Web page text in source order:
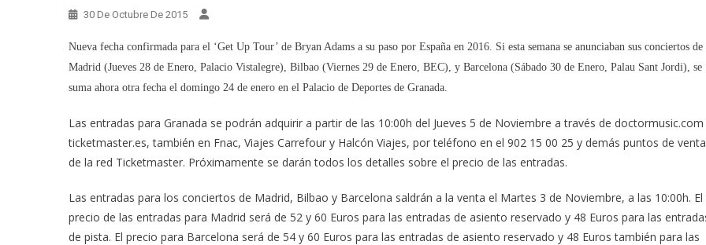
30 De Octubre De 2015
Nueva fecha confirmada para el ‘Get Up Tour’ de Bryan Adams a su paso por España en 2016. Si esta semana se anunciaban sus conciertos de
Madrid (Jueves 28 de Enero, Palacio Vistalegre), Bilbao (Viernes 29 de Enero, BEC), y Barcelona (Sábado 30 de Enero, Palau Sant Jordi), se
suma ahora otra fecha el domingo 24 de enero en el Palacio de Deportes de Granada.
Las entradas para Granada se podrán adquirir a partir de las 10:00h del Jueves 5 de Noviembre a través de doctormusic.com
ticketmaster.es, también en Fnac, Viajes Carrefour y Halcón Viajes, por teléfono en el 902 15 00 25 y demás puntos de venta
de la red Ticketmaster. Próximamente se darán todos los detalles sobre el precio de las entradas.
Las entradas para los conciertos de Madrid, Bilbao y Barcelona saldrán a la venta el Martes 3 de Noviembre, a las 10:00h. El
precio de las entradas para Madrid será de 52 y 60 Euros para las entradas de asiento reservado y 48 Euros para las
de pista. El precio para Barcelona será de 54 y 60 Euros para las entradas de asiento reservado y 48 Euros también para las